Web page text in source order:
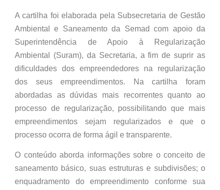
A cartilha foi elaborada pela Subsecretaria de Gestão
Ambiental e Saneamento da Semad com apoio da
Superintendência de Apoio à Regularização
Ambiental (Suram), da Secretaria, a fim de suprir as
dificuldades dos empreendedores na regularização
dos seus empreendimentos. Na cartilha foram
abordadas as dúvidas mais recorrentes quanto ao
processo de regularização, possibilitando que mais
empreendimentos sejam regularizados e que o
processo ocorra de forma ágil e transparente.
O conteúdo aborda informações sobre o conceito de
saneamento básico, suas estruturas e subdivisões; o
enquadramento do empreendimento conforme sua